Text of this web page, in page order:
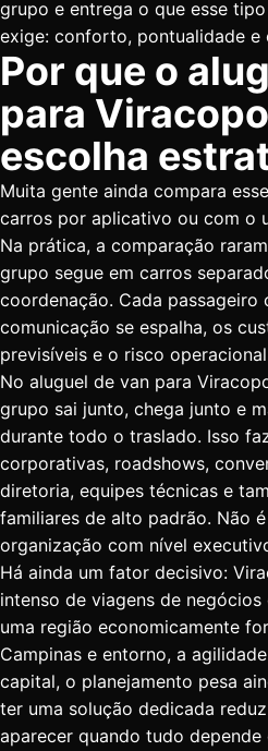
grupo e entrega o que esse
exige: conforto, pontualidade e
Por que o
para
escolha
Muita gente ainda compara
carros por aplicativo ou com o
Na prática, a comparação
grupo segue em carros
coordenação. Cada passageiro
comunicação se espalha, os
previsíveis e o risco
No aluguel de van para
grupo sai junto, chega junto e
durante todo o traslado. Isso
corporativas, roadshows,
diretoria, equipes técnicas e
familiares de alto padrão. Não
organização com nível
Há ainda um fator decisivo:
intenso de viagens de
uma região economicamente
Campinas e entorno, a
capital, o planejamento pesa
ter uma solução dedicada
aparecer quando tudo